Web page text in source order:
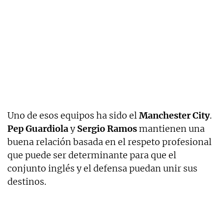
Uno de esos equipos ha sido elManchester City.
Pep GuardiolaySergio Ramosmantienen una
buena relación basada en el respeto profesional
que puede ser determinante para que el
conjunto inglés y el defensa puedan unir sus
destinos.